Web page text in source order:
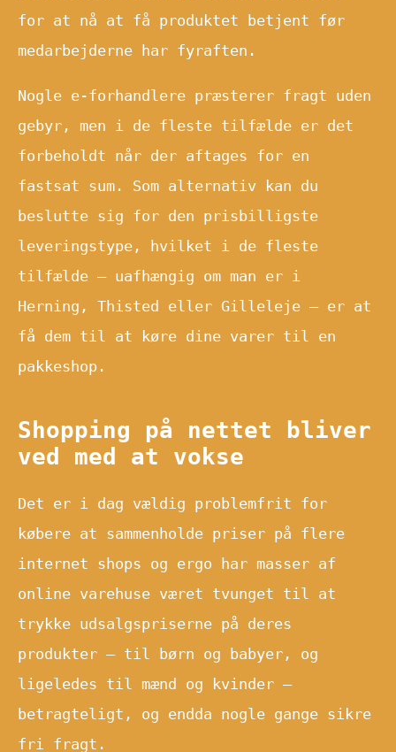
for at nå at få produktet betjent før
medarbejderne har fyraften.
Nogle e-forhandlere præsterer fragt uden
gebyr, men i de fleste tilfælde er det
forbeholdt når der aftages for en
fastsat sum. Som alternativ kan du
beslutte sig for den prisbilligste
leveringstype, hvilket i de fleste
tilfælde – uafhængig om man er i
Herning, Thisted eller Gilleleje – er at
få dem til at køre dine varer til en
pakkeshop.
Shopping på nettet bliver
ved med at vokse
Det er i dag vældig problemfrit for
købere at sammenholde priser på flere
internet shops og ergo har masser af
online varehuse været tvunget til at
trykke udsalgspriserne på deres
produkter – til børn og babyer, og
ligeledes til mænd og kvinder –
betragteligt, og endda nogle gange sikre
fri fragt.